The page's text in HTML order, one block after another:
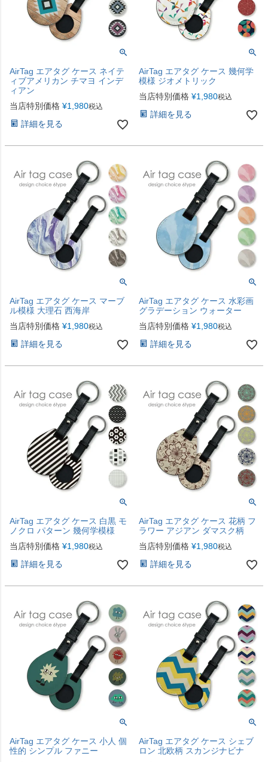
AirTag エアタグ ケース ネイテ
ィブアメリカン チマヨ インデ
ィアン
当店特別価格 ¥1,980税込
詳細を見る
AirTag エアタグ ケース 幾何学
模様 ジオメトリック
当店特別価格 ¥1,980税込
詳細を見る
AirTag エアタグ ケース マーブ
ル模様 大理石 西海岸
当店特別価格 ¥1,980税込
詳細を見る
AirTag エアタグ ケース 水彩画
グラデーション ウォーター
当店特別価格 ¥1,980税込
詳細を見る
AirTag エアタグ ケース 白黒 モ
ノクロ パターン 幾何学模様
当店特別価格 ¥1,980税込
詳細を見る
AirTag エアタグ ケース 花柄 フ
ラワー アジアン ダマスク柄
当店特別価格 ¥1,980税込
詳細を見る
AirTag エアタグ ケース 小人 個
性的 シンプル ファニー
AirTag エアタグ ケース シェブ
ロン 北欧柄 スカンジナビナ